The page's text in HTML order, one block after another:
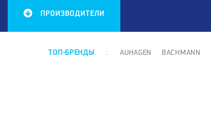
ПРОИЗВОДИТЕЛИ
ТОП-БРЕНДЫ : AUHAGEN BACHMANN